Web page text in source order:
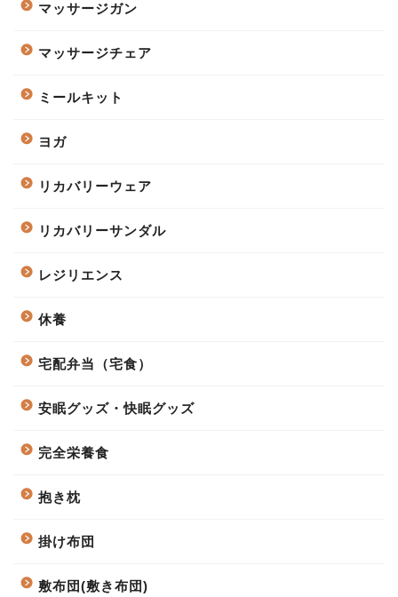
マッサージガン
マッサージチェア
ミールキット
ヨガ
リカバリーウェア
リカバリーサンダル
レジリエンス
休養
宅配弁当（宅食）
安眠グッズ・快眠グッズ
完全栄養食
抱き枕
掛け布団
敷布団(敷き布団)